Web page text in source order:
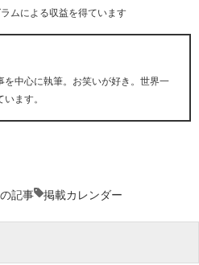
ムによる収益を得ています
を中心に執筆。お笑いが好き。世界一
ます。
記事 掲載カレンダー